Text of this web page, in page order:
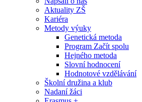
Aktuality ZŠ
Kariéra
Metody výuky
Genetická metoda
Program Začít spolu
Hejného metoda
Slovní hodnocení
Hodnotové vzdělávání
Školní družina a klub
Nadaní žáci